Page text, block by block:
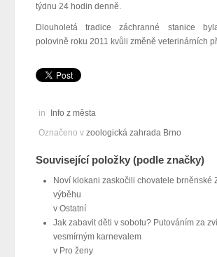
týdnu 24 hodin denně.
Dlouholetá tradice záchranné stanice
polovině roku 2011 kvůli změně veterinárních
in
Info z města
Označeno v zoologická zahrada Brno
Související položky (podle značky)
Noví klokani zaskočili chovatele brněnské
výběhu
v Ostatní
Jak zabavit děti v sobotu? Putováním za
vesmírným karnevalem
v Pro ženy